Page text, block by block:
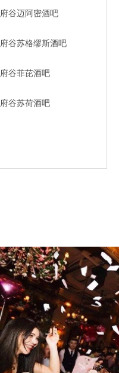
府谷迈阿密酒吧
府谷苏格缪斯酒吧
府谷菲芘酒吧
府谷苏荷酒吧